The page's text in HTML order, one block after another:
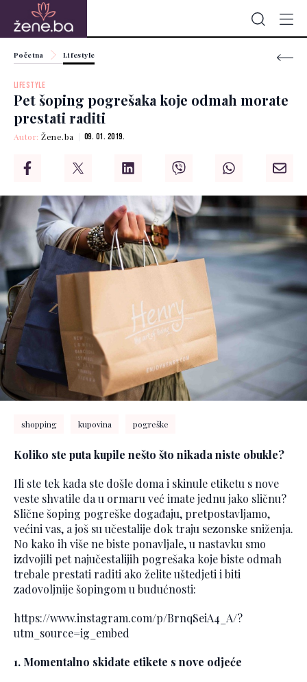
Početna Lifestyle
LIFESTYLE
Pet šoping pogrešaka koje odmah morate
prestati raditi
Autor:Žene.ba 09. 01. 2019.
shopping kupovina pogreške
Koliko ste puta kupile nešto što nikada niste obukle?
Ili ste tek kada ste došle doma i skinule etiketu s nove
veste shvatile da u ormaru već imate jednu jako sličnu?
Slične šoping pogreške događaju, pretpostavljamo,
većini vas, a još su učestalije dok traju sezonske sniženja.
No kako ih više ne biste ponavljale, u nastavku smo
izdvojili pet najučestalijih pogrešaka koje biste odmah
trebale prestati raditi ako želite uštedjeti i biti
zadovoljnije šopingom u budućnosti:
https://www.instagram.com/p/BrnqSeiA4_A/?
utm_source=ig_embed
1. Momentalno skidate etikete s nove odjeće